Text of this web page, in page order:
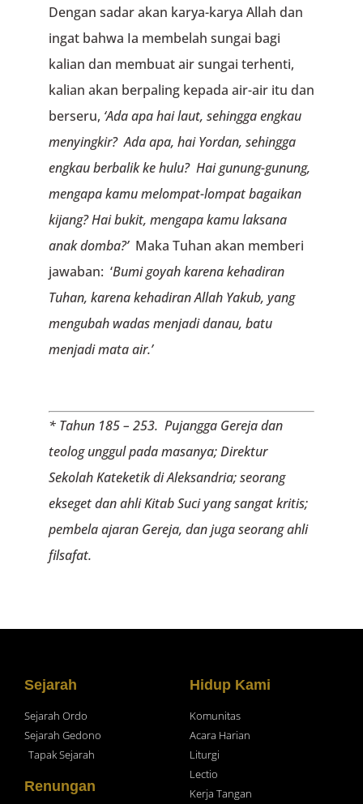
Dengan sadar akan karya-karya Allah dan
ingat bahwa Ia membelah sungai bagi
kalian dan membuat air sungai terhenti,
kalian akan berpaling kepada air-air itu dan
berseru, ‘Ada apa hai laut, sehingga engkau
menyingkir?Ada apa, hai Yordan, sehingga
engkau berbalik ke hulu? Hai gunung-gunung,
mengapa kamu melompat-lompat bagaikan
kijang?Hai bukit, mengapa kamu laksana
anak domba?’ Maka Tuhan akan memberi
jawaban: ‘Bumi goyah karena kehadiran
Tuhan, karena kehadiran Allah Yakub, yang
mengubah wadas menjadi danau, batu
menjadi mata air.’
* Tahun 185 – 253. Pujangga Gereja dan
teolog unggul pada masanya; Direktur
Sekolah Kateketik di Aleksandria; seorang
ekseget dan ahli Kitab Suci yang sangat kritis;
pembela ajaran Gereja, dan juga seorang ahli
filsafat.
Sejarah
Sejarah Ordo
Sejarah Gedono
Tapak Sejarah
Renungan
Hidup Kami
Komunitas
Acara Harian
Liturgi
Lectio
Kerja Tangan